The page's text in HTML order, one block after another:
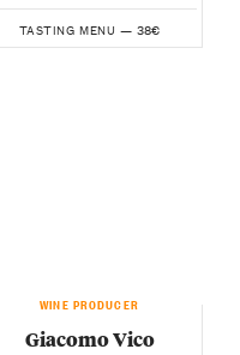
TASTING MENU — 38€
WINE PRODUCER
Giacomo Vico